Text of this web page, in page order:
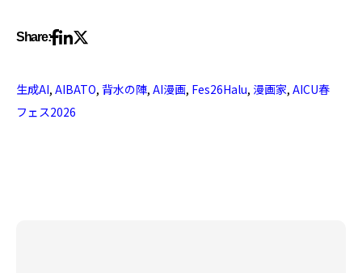
Share:
生成AI, AIBATO, 背水の陣, AI漫画, Fes26Halu, 漫画家, AICU春
フェス2026